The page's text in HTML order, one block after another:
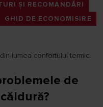
ȘI RECOMANDĂRI
GHID DE ECONOMISIRE
lumea confortului termic.
de